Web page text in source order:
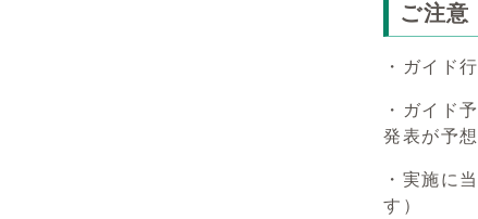
ご注意
・ガイド
・ガイド
発表が予
・実施に
す）